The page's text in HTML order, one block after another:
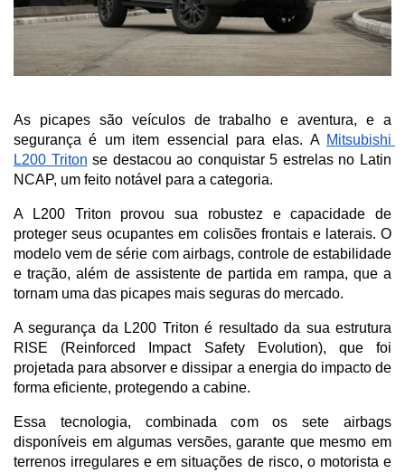
As picapes são veículos de trabalho e aventura, e a
segurança é um item essencial para elas. A Mitsubishi
L200 Triton se destacou ao conquistar 5 estrelas no Latin
NCAP, um feito notável para a categoria.
A L200 Triton provou sua robustez e capacidade de
proteger seus ocupantes em colisões frontais e laterais. O
modelo vem de série com airbags, controle de estabilidade
e tração, além de assistente de partida em rampa, que a
tornam uma das picapes mais seguras do mercado.
A segurança da L200 Triton é resultado da sua estrutura
RISE (Reinforced Impact Safety Evolution), que foi
projetada para absorver e dissipar a energia do impacto de
forma eficiente, protegendo a cabine.
Essa tecnologia, combinada com os sete airbags
disponíveis em algumas versões, garante que mesmo em
terrenos irregulares e em situações de risco, o motorista e